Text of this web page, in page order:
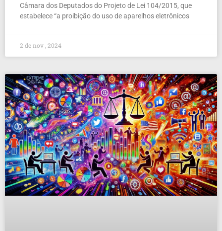
Câmara dos Deputados do Projeto de Lei 104/2015, que
estabelece “a proibição do uso de aparelhos eletrônicos
2 de nov , 2024